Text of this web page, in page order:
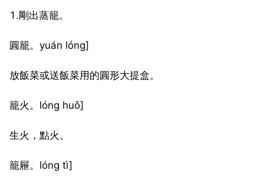
1.剛出蒸籠。
圓籠。yuán lóng]
放飯菜或送飯菜用的圓形大提盒。
籠火。lóng huǒ]
生火，點火。
籠屜。lóng tì]